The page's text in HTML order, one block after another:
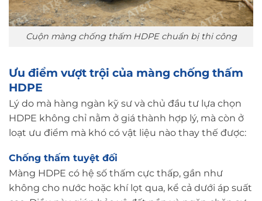
Cuộn màng chống thấm HDPE chuẩn bị thi công
Ưu điểm vượt trội của màng chống thấm
HDPE
Lý do mà hàng ngàn kỹ sư và chủ đầu tư lựa chọn
HDPE không chỉ nằm ở giá thành hợp lý, mà còn ở
loạt ưu điểm mà khó có vật liệu nào thay thế được:
Chống thấm tuyệt đối
Màng HDPE có hệ số thấm cực thấp, gần như
không cho nước hoặc khí lọt qua, kể cả dưới áp suất